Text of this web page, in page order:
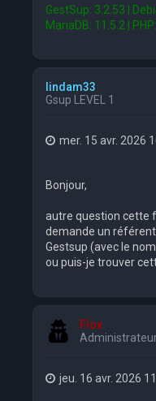
GestSup: 3.2.53 |
MariaDB: 11.5.2 | PHP:
lindam33
Gsup LEVEL 1
mer. 15 avr. 2026
Bonjour,
autre question cette
demande un
Gestsup (avec le
ou puis-je trouver
Flox
jeu. 16 avr. 2026